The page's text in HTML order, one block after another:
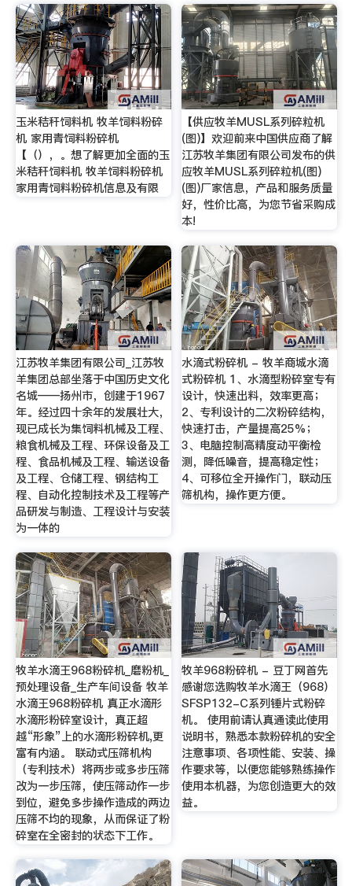
玉米秸秆饲料机 牧羊饲料粉碎
机 家用青饲料粉碎机
【（），。想了解更加全面的玉
米秸秆饲料机 牧羊饲料粉碎机
家用青饲料粉碎机信息及有限
【供应牧羊MUSL系列碎粒机
(图)】欢迎前来中国供应商了解
江苏牧羊集团有限公司发布的供
应牧羊MUSL系列碎粒机(图)
(图)厂家信息，产品和服务质量
好，性价比高，为您节省采购成
本!
江苏牧羊集团有限公司_江苏牧
羊集团总部坐落于中国历史文化
名城——扬州市，创建于1967
年。经过四十余年的发展壮大，
现已成长为集饲料机械及工程、
粮食机械及工程、环保设备及工
程、食品机械及工程、输送设备
及工程、仓储工程、钢结构工
程、自动化控制技术及工程等产
品研发与制造、工程设计与安装
为一体的
水滴式粉碎机 - 牧羊商城水滴
式粉碎机 1、水滴型粉碎室专有
设计，快速出料，效率更高；
2、专利设计的二次粉碎结构，
快速打击，产量提高25%；
3、电脑控制高精度动平衡检
测，降低噪音，提高稳定性；
4、可移位全开操作门，联动压
筛机构，操作更方便。
牧羊水滴王968粉碎机_磨粉机_
预处理设备_生产车间设备 牧羊
水滴王968粉碎机 真正水滴形
水滴形粉碎室设计，真正超
越“形象”上的水滴形粉碎机,更
富有内涵。 联动式压筛机构
（专利技术）将两步或多步压筛
改为一步压筛，使压筛动作一步
到位，避免多步操作造成的两边
压筛不均的现象，从而保证了粉
碎室在全密封的状态下工作。
牧羊968粉碎机 - 豆丁网首先
感谢您选购牧羊水滴王（968）
SFSP132-C系列锤片式粉碎
机。 使用前请认真通读此使用
说明书，熟悉本款粉碎机的安全
注意事项、各项性能、安装、操
作要求等，以便您能够熟练操作
使用本机器，为您创造更大的效
益。